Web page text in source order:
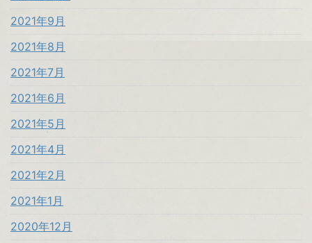
2021年9月
2021年8月
2021年7月
2021年6月
2021年5月
2021年4月
2021年2月
2021年1月
2020年12月